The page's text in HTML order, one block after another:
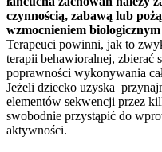
czynnością, zabawą lub
wzmocnieniem
Terapeuci powinni, jak to
terapii behawioralnej, zbierać
poprawności wykonywania
Jeżeli dziecko uzyska
elementów sekwencji przez
swobodnie przystąpić do
aktywności.